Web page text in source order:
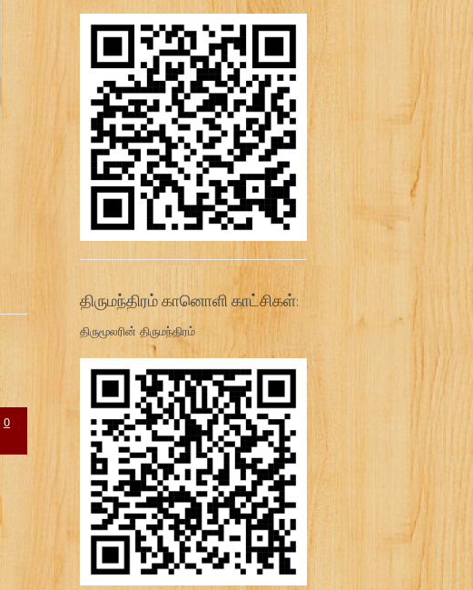
0
திருமந்திரம் கானொளி காட்சிகள்:
திருமூலரின் திருமந்திரம்